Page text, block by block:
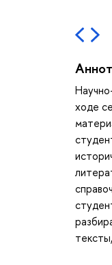
ходе